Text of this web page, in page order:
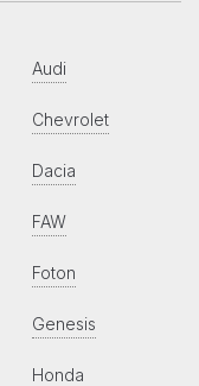
Audi
Chevrolet
Dacia
FAW
Foton
Genesis
Honda